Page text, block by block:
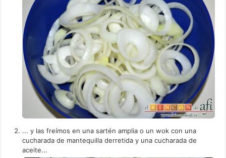
... y las freímos en una sartén amplia o un wok con una
cucharada de mantequilla derretida y una cucharada de
aceite...